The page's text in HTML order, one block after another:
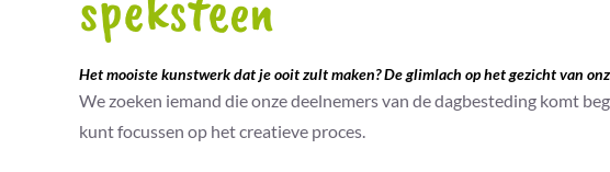
Het mooiste kunstwerk dat je ooit zult maken? De glimlach op het gezicht van
We zoeken iemand die onze deelnemers van de dagbesteding komt
kunt focussen op het creatieve proces.